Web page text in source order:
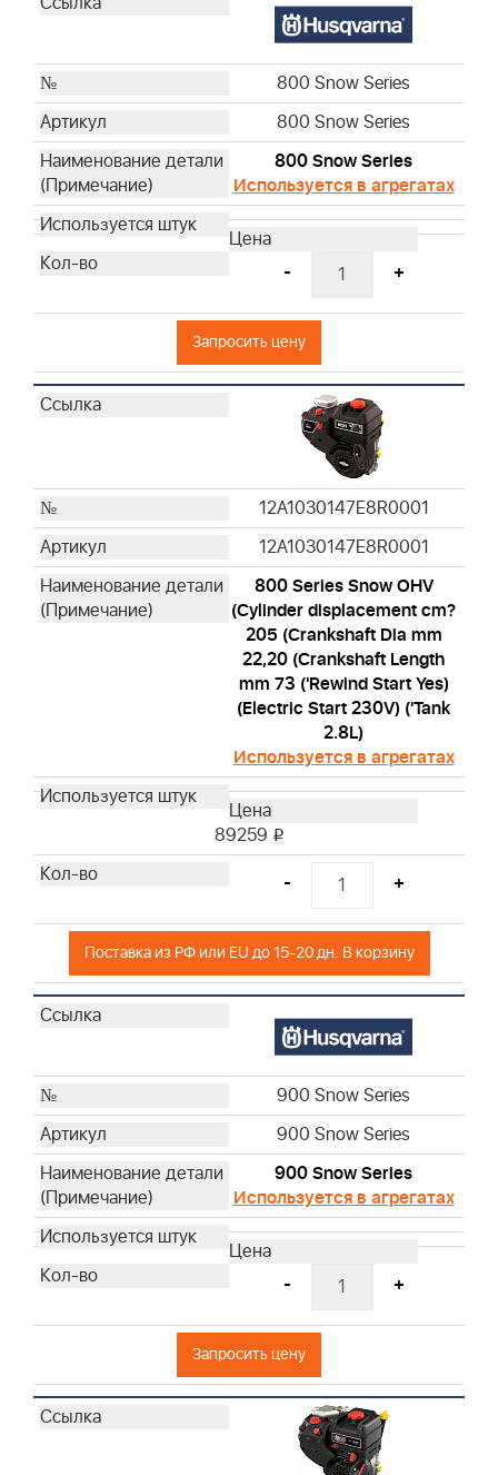
800 Snow Series
800 Snow Series
800 Snow Series
Используется в агрегатах
- +
Запросить цену
12A1030147E8R0001
12A1030147E8R0001
800 Series Snow OHV
(Cylinder displacement cm?
205 (Crankshaft Dia mm
22,20 (Crankshaft Length
mm 73 ('Rewind Start Yes)
(Electric Start 230V) ('Tank
2.8L)
Используется в агрегатах
89259 i
- +
Поставка из РФ или EU до 15-20 дн. В корзину
900 Snow Series
900 Snow Series
900 Snow Series
Используется в агрегатах
- +
Запросить цену